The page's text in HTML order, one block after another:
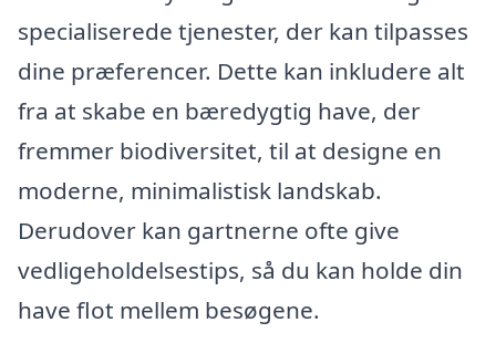
specialiserede tjenester, der kan tilpasses
dine præferencer. Dette kan inkludere alt
fra at skabe en bæredygtig have, der
fremmer biodiversitet, til at designe en
moderne, minimalistisk landskab.
Derudover kan gartnerne ofte give
vedligeholdelsestips, så du kan holde din
have flot mellem besøgene.